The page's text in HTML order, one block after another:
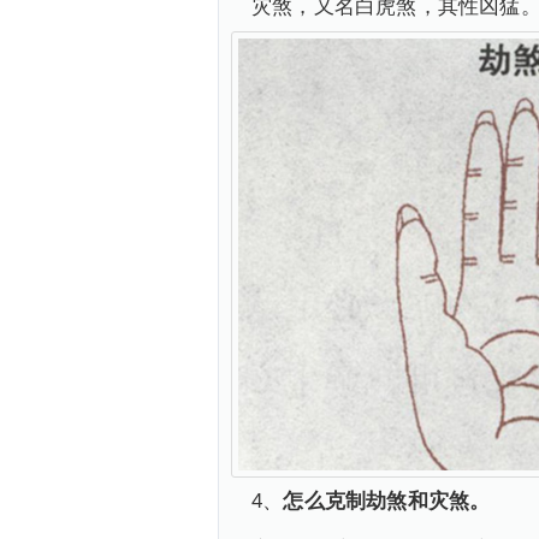
灾煞，又名白虎煞，其性凶猛
4、怎么克制劫煞和灾煞。